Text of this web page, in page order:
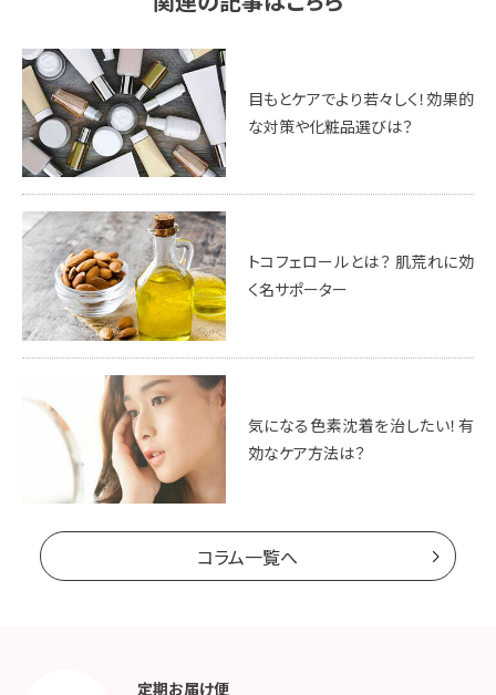
目もとケアでより若々しく！効果的
な対策や化粧品選びは？
トコフェロールとは？ 肌荒れに効
く名サポーター
気になる色素沈着を治したい！有
効なケア方法は？
コラム一覧へ
定期お届け便